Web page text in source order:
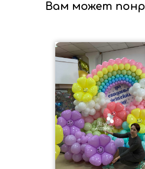
Вам может